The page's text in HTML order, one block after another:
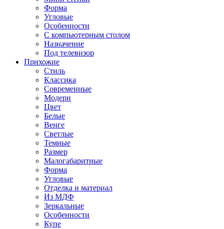
Форма
Угловые
Особенности
С компьютерным столом
Назначение
Под телевизор
Прихожие
Стиль
Классика
Современные
Модерн
Цвет
Белые
Венге
Светлые
Темные
Размер
Малогабаритные
Форма
Угловые
Отделка и материал
Из МДФ
Зеркальные
Особенности
Купе